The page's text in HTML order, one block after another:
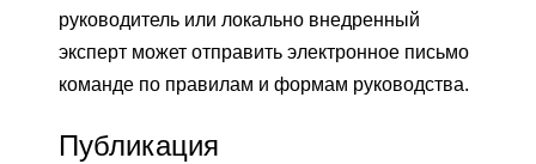
руководитель или локально внедренный
эксперт может отправить электронное письмо
команде по правилам и формам руководства.
Публикация